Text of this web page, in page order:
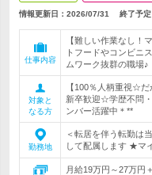
情報更新日：2026/07/31 終了予定
仕事内容
【難しい作業なし！
トフードやコンビニ
ムワーク抜群の職場♪
対象と
なる方
【100％人柄重視☆
新卒歓迎☆学歴不問
ンバー活躍中＊**
勤務地
＜転居を伴う転勤は
して配属します ★マ
月給19万円～27万円